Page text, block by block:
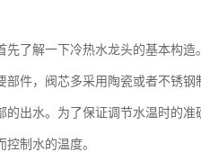
了解一下冷热水龙头的基本构
件，阀芯多采用陶瓷或者不锈
出水。为了保证调节水温时的
制水的温度。